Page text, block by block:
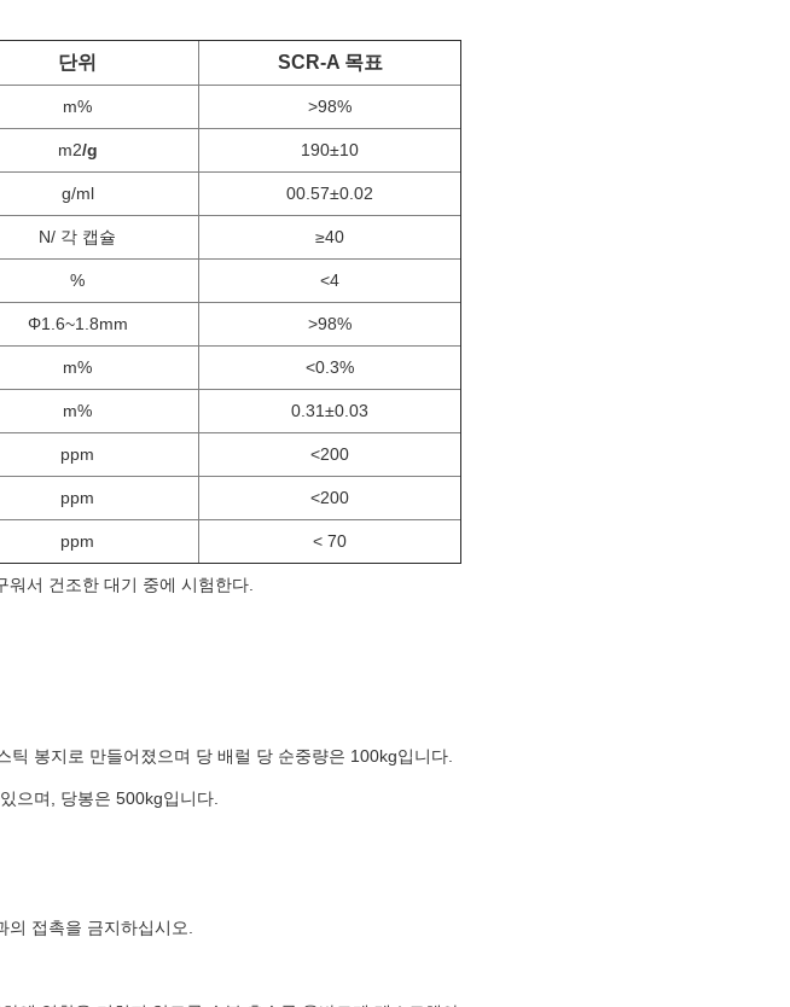
단위 SCR-A 목표
m% >98%
m2/g 190±10
g/ml 00.57±0.02
N/ 각 캡슐 ≥40
% <4
Φ1.6~1.8mm >98%
m% <0.3%
m% 0.31±0.03
ppm <200
ppm <200
ppm < 70
워서 건조한 대기 중에 시험한다.
봉지로 만들어졌으며 당 배럴 당 순중량은 100kg입니다.
으며, 당봉은 500kg입니다.
의 접촉을 금지하십시오.